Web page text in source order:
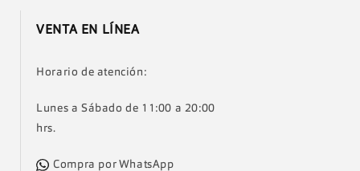
VENTA EN LÍNEA
Horario de atención:
Lunes a Sábado de 11:00 a 20:00
hrs.
Compra por WhatsApp